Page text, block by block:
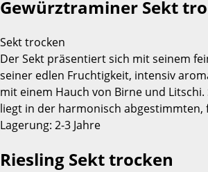
Gewürztraminer Sekt
Sekt trocken
Der Sekt präsentiert sich mit seinem
seiner edlen Fruchtigkeit, intensiv
mit einem Hauch von Birne und Litschi.
liegt in der harmonisch abgestimmten,
Lagerung: 2-3 Jahre
Riesling Sekt trocken